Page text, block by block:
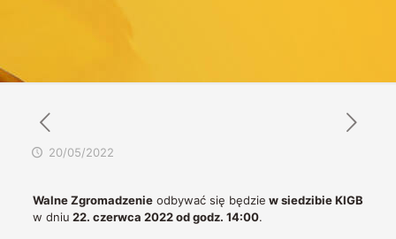
20/05/2022
Walne Zgromadzenieodbywać się będzie w siedzibie KIGB
w dniu 22. czerwca 2022 od godz. 14:00.